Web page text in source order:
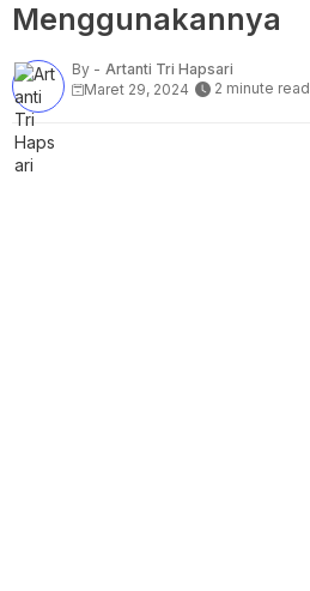
Menggunakannya
By - Artanti Tri Hapsari
Maret 29, 2024
2 minute read